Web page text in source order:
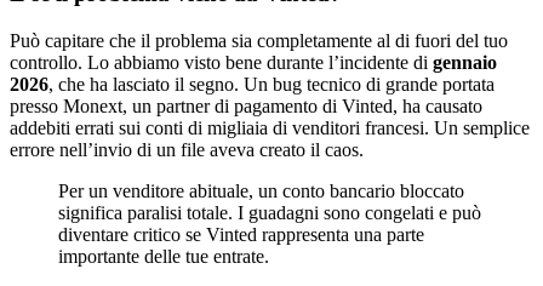
Può capitare che il problema sia completamente al di fuori del tuo
controllo. Lo abbiamo visto bene durante l’incidente di gennaio
2026, che ha lasciato il segno. Un bug tecnico di grande portata
presso Monext, un partner di pagamento di Vinted, ha causato
addebiti errati sui conti di migliaia di venditori francesi. Un semplice
errore nell’invio di un file aveva creato il caos.
Per un venditore abituale, un conto bancario bloccato
significa paralisi totale. I guadagni sono congelati e può
diventare critico se Vinted rappresenta una parte
importante delle tue entrate.